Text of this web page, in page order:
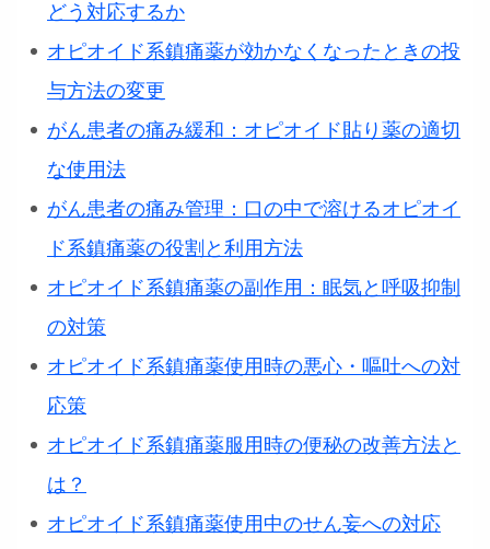
どう対応するか
オピオイド系鎮痛薬が効かなくなったときの投
与方法の変更
がん患者の痛み緩和：オピオイド貼り薬の適切
な使用法
がん患者の痛み管理：口の中で溶けるオピオイ
ド系鎮痛薬の役割と利用方法
オピオイド系鎮痛薬の副作用：眠気と呼吸抑制
の対策
オピオイド系鎮痛薬使用時の悪心・嘔吐への対
応策
オピオイド系鎮痛薬服用時の便秘の改善方法と
は？
オピオイド系鎮痛薬使用中のせん妄への対応